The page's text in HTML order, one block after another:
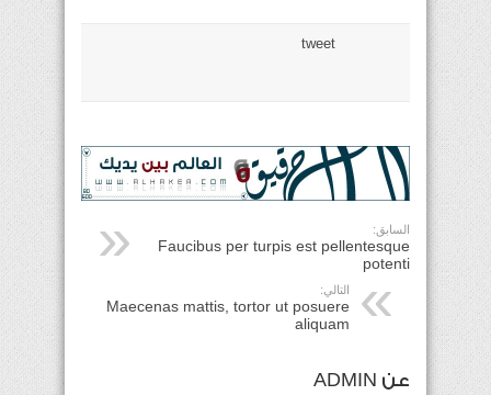
tweet
السابق:
Faucibus per turpis est pellentesque
potenti
التالي:
Maecenas mattis, tortor ut posuere
aliquam
عن ADMIN